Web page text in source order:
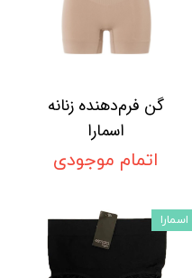
گن فرم‌دهنده زنانه
اسمارا
اتمام موجودی
اسمارا